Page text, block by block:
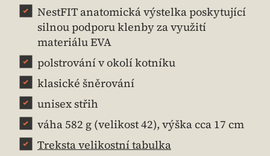
NestFIT anatomická výstelka poskytující
silnou podporu klenby za využití
materiálu EVA
polstrování v okolí kotníku
klasické šněrování
unisex střih
váha 582 g (velikost 42), výška cca 17 cm
Treksta velikostní tabulka